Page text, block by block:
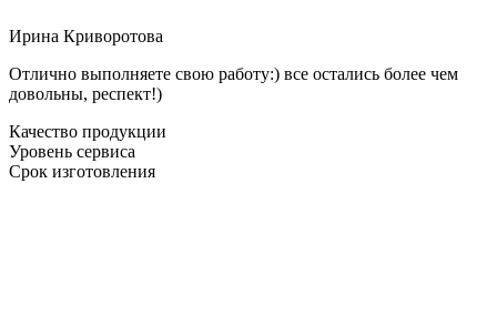
Ирина Криворотова
Отлично выполняете свою работу:) все остались более чем
довольны, респект!)
Качество продукции
Уровень сервиса
Срок изготовления